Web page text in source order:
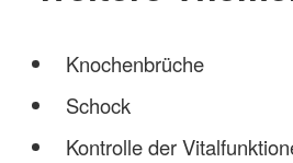
Knochenbrüche
Schock
Kontrolle der